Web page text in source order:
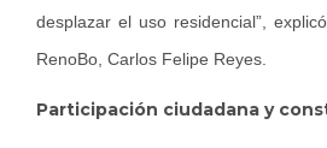
desplazar el uso residencial”,
RenoBo, Carlos Felipe Reyes.
Participación ciudadana y